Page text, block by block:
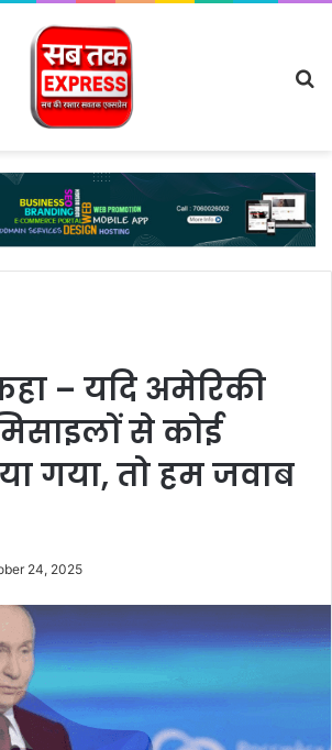
– यदि अमेरिकी
से कोई
गया, तो हम जवाब
24, 2025